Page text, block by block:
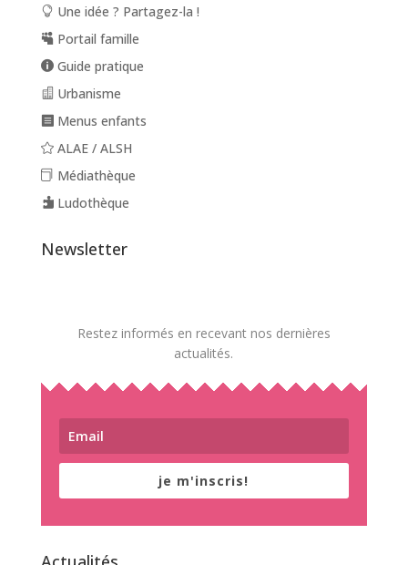
Une idée ? Partagez-la !
Portail famille
Guide pratique
Urbanisme
Menus enfants
ALAE / ALSH
Médiathèque
Ludothèque
Newsletter
Restez informés en recevant nos dernières
actualités.
je m'inscris!